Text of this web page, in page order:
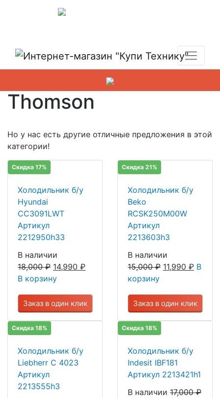
Thomson
Но у нас есть другие отличные предложения в этой
категории!
Скидка 17%
Холодильник б/у
Hyundai
CC3091LWT
Артикул
2212950h33
В наличии
18,000₽ 14,990 ₽
В корзину
Заказ в один клик
Скидка 21%
Холодильник б/у
Beko
RCSK250M00W
Артикул
2213603h3
В наличии
15,000₽ 11,990 ₽ В
корзину
Заказ в один клик
Скидка 18%
Холодильник б/у
Liebherr C 4023
Артикул
2213555h3
Скидка 18%
Холодильник б/у
Indesit IBF181
Артикул 2213421h1
В наличии 17,000₽